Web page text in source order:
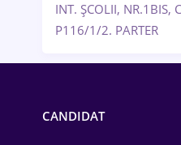
INT. ȘCOLII, NR.1BIS,
P116/1/2. PARTER
CANDIDAT